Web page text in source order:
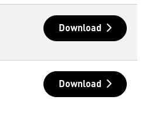
Download
Download